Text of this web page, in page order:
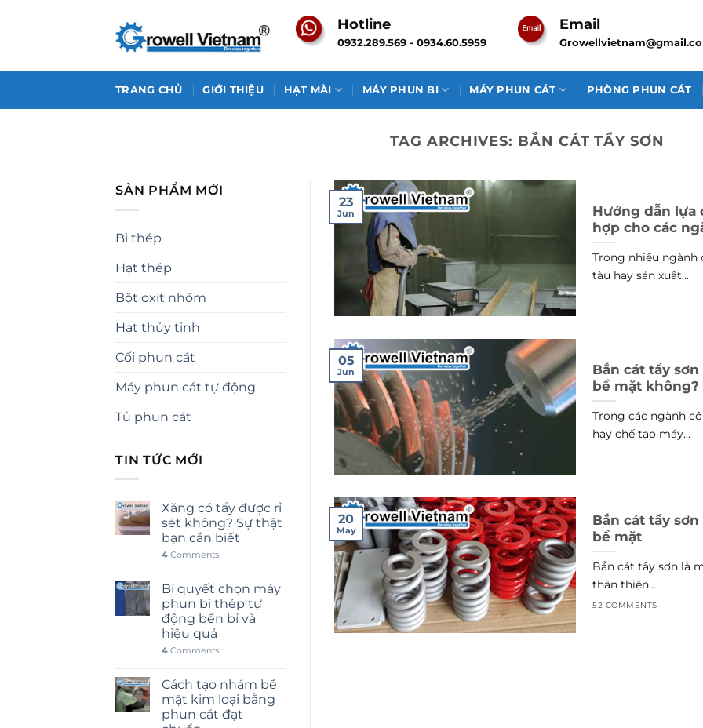
Hotline
0932.289.569 - 0934.60.5959
Email
TRANG CHỦ GIỚI THIỆU HẠT MÀI MÁY PHUN BI MÁY PHUN CÁT PHÒNG PHUN CÁT
TAG ARCHIVES: BẮN CÁT TẨY SƠN
SẢN PHẨM MỚI
Bi thép
Hạt thép
Bột oxit nhôm
Hạt thủy tinh
Cối phun cát
Máy phun cát tự động
Tủ phun cát
TIN TỨC MỚI
Xăng có tẩy được rỉ
sét không? Sự thật
bạn cần biết
4 Comments
Bí quyết chọn máy
phun bi thép tự
động bền bỉ và
hiệu quả
4 Comments
Cách tạo nhám bề
mặt kim loại bằng
phun cát đạt
Hướng dẫn lựa
hợp cho các
Trong nhiều ngành
tàu hay sản xuất...
23
Jun
Bắn cát tẩy
bề mặt không?
Trong các ngành
hay chế tạo máy...
05
Jun
Bắn cát tẩy
bề mặt
Bắn cát tẩy sơn là
thân thiện...
52 COMMENTS
20
May